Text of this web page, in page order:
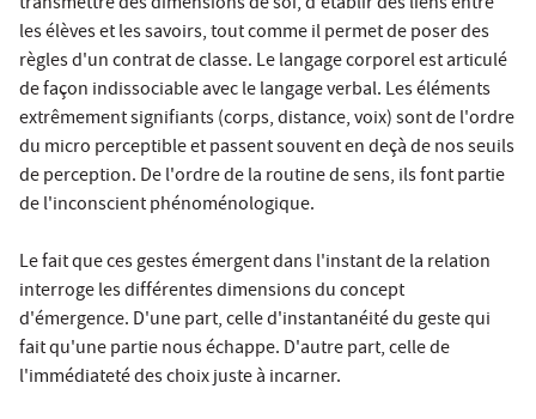
les élèves et les savoirs, tout comme il permet de poser des
règles d'un contrat de classe. Le langage corporel est articulé
de façon indissociable avec le langage verbal. Les éléments
extrêmement signifiants (corps, distance, voix) sont de l'ordre
du micro perceptible et passent souvent en deçà de nos seuils
de perception. De l'ordre de la routine de sens, ils font partie
de l'inconscient phénoménologique.
Le fait que ces gestes émergent dans l'instant de la relation
interroge les différentes dimensions du concept
d'émergence. D'une part, celle d'instantanéité du geste qui
fait qu'une partie nous échappe. D'autre part, celle de
l'immédiateté des choix juste à incarner.